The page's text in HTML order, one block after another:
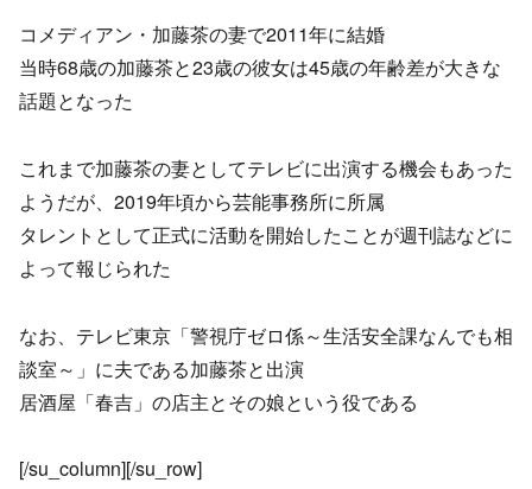
コメディアン・加藤茶の妻で2011年に結婚
当時68歳の加藤茶と23歳の彼女は45歳の年齢差が大きな
話題となった
これまで加藤茶の妻としてテレビに出演する機会もあった
ようだが、2019年頃から芸能事務所に所属
タレントとして正式に活動を開始したことが週刊誌などに
よって報じられた
なお、テレビ東京「警視庁ゼロ係～生活安全課なんでも相
談室～」に夫である加藤茶と出演
居酒屋「春吉」の店主とその娘という役である
[/su_column][/su_row]